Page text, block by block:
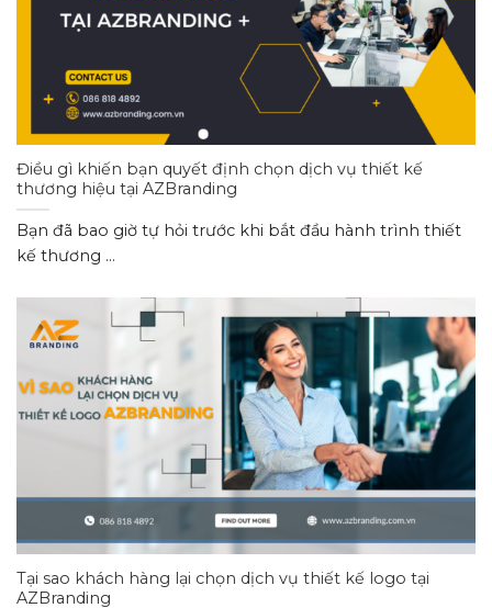
Điều gì khiến bạn quyết định chọn dịch vụ thiết kế
thương hiệu tại AZBranding
Bạn đã bao giờ tự hỏi trước khi bắt đầu hành trình thiết
kế thương ...
Tại sao khách hàng lại chọn dịch vụ thiết kế logo tại
AZBranding